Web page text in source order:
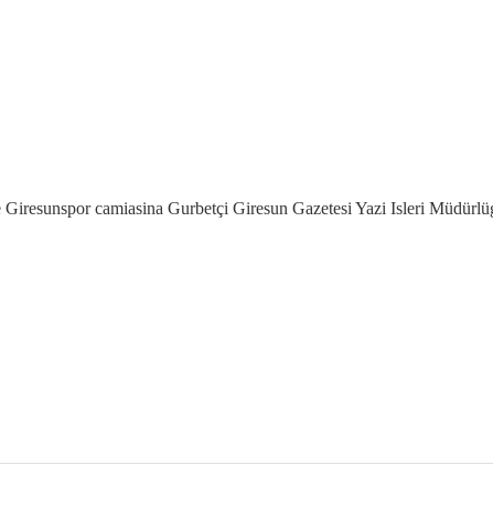
camiasina Gurbetçi Giresun Gazetesi Yazi Isleri